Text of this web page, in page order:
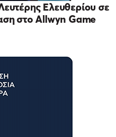
Ελευθερίου σε
στο Allwyn Game